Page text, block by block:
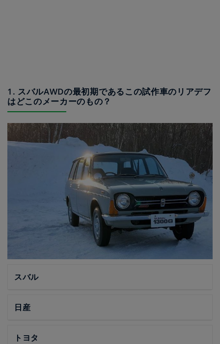
1. スバルAWDの最初期であるこの試作車のリアデフ
はどこのメーカーのもの？
スバル
日産
トヨタ